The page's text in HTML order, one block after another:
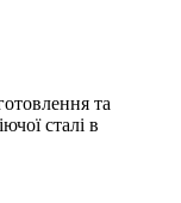
та
сталі в